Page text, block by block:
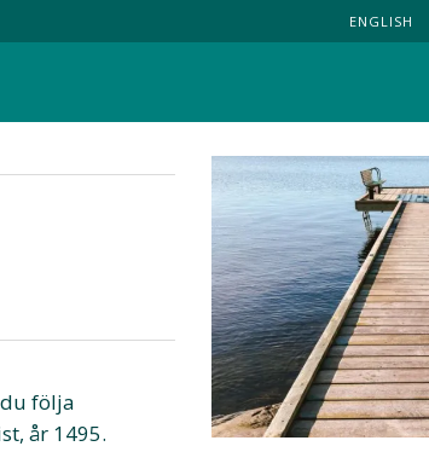
ENGLISH
följa
år 1495.